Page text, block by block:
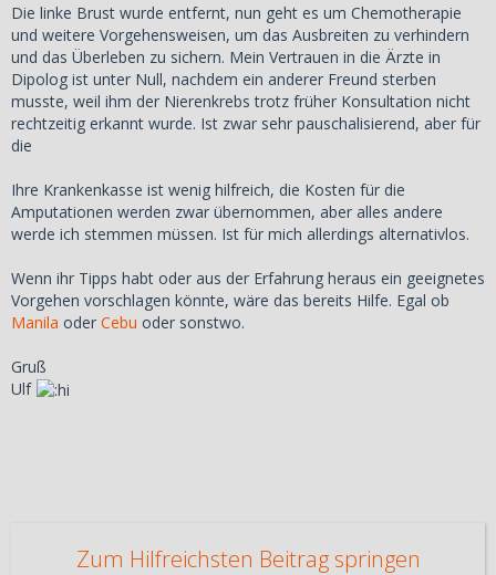
Die linke Brust wurde entfernt, nun geht es um Chemotherapie
und weitere Vorgehensweisen, um das Ausbreiten zu verhindern
und das Überleben zu sichern. Mein Vertrauen in die Ärzte in
Dipolog ist unter Null, nachdem ein anderer Freund sterben
musste, weil ihm der Nierenkrebs trotz früher Konsultation nicht
rechtzeitig erkannt wurde. Ist zwar sehr pauschalisierend, aber für
die
Ihre Krankenkasse ist wenig hilfreich, die Kosten für die
Amputationen werden zwar übernommen, aber alles andere
werde ich stemmen müssen. Ist für mich allerdings alternativlos.
Wenn ihr Tipps habt oder aus der Erfahrung heraus ein geeignetes
Vorgehen vorschlagen könnte, wäre das bereits Hilfe. Egal ob
Manila oder Cebu oder sonstwo.
Gruß
Ulf
Zum Hilfreichsten Beitrag springen